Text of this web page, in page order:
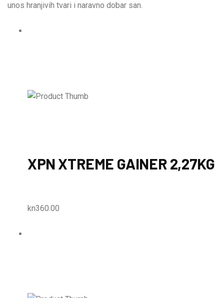
unos hranjivih tvari i naravno dobar san.
XPN XTREME GAINER 2,27KG
kn360.00